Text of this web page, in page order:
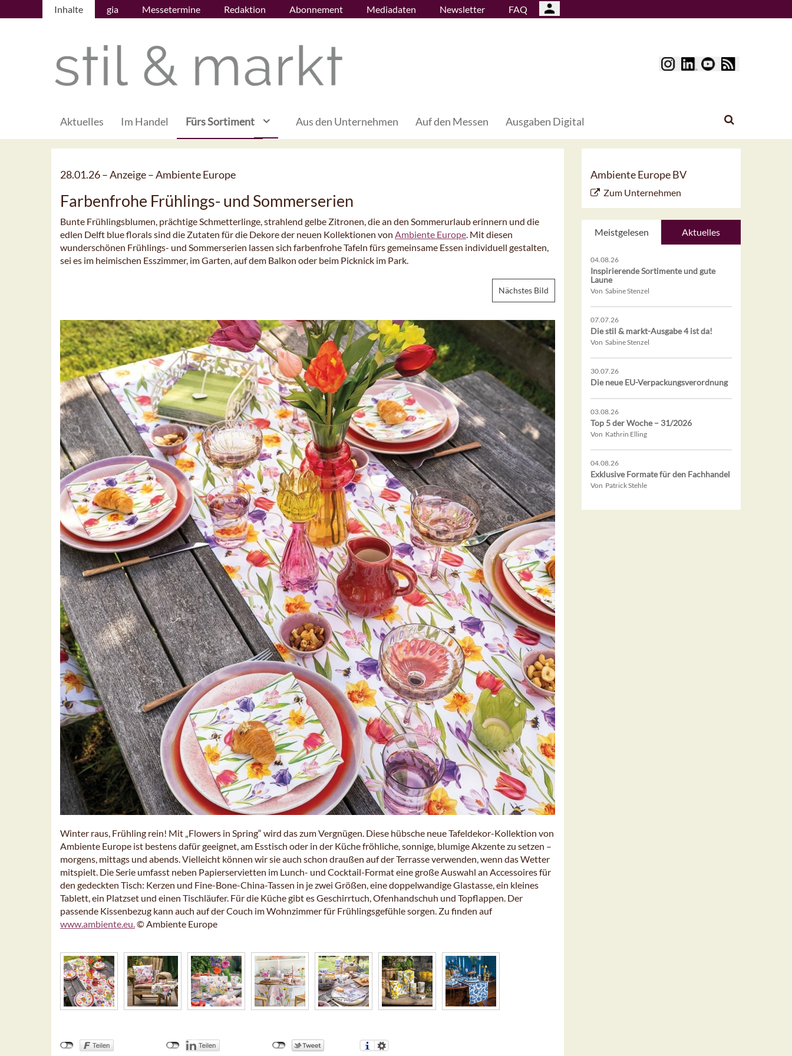
Inhalte gia Messetermine Redaktion Abonnement Mediadaten Newsletter FAQ
Aktuelles Im Handel Fürs Sortiment Aus den Unternehmen Auf den Messen Ausgaben Digital
28.01.26 –Anzeige – Ambiente Europe
Farbenfrohe Frühlings- und Sommerserien
Bunte Frühlingsblumen, prächtige Schmetterlinge, strahlend gelbe Zitronen, die an den Sommerurlaub erinnern und die
edlen Delft blue florals sind die Zutaten für die Dekore der neuen Kollektionen von Ambiente Europe. Mit diesen
wunderschönen Frühlings- und Sommerserien lassen sich farbenfrohe Tafeln fürs gemeinsame Essen individuell gestalten,
sei es im heimischen Esszimmer, im Garten, auf dem Balkon oder beim Picknick im Park.
Nächstes Bild
Winter raus, Frühling rein! Mit „Flowers in Spring“ wird das zum Vergnügen. Diese hübsche neue Tafeldekor-Kollektion von
Ambiente Europe ist bestens dafür geeignet, am Esstisch oder in der Küche fröhliche, sonnige, blumige Akzente zu setzen –
morgens, mittags und abends. Vielleicht können wir sie auch schon draußen auf der Terrasse verwenden, wenn das Wetter
mitspielt. Die Serie umfasst neben Papierservietten im Lunch- und Cocktail-Format eine große Auswahl an Accessoires für
den gedeckten Tisch: Kerzen und Fine-Bone-China-Tassen in je zwei Größen, eine doppelwandige Glastasse, ein kleines
Tablett, ein Platzset und einen Tischläufer. Für die Küche gibt es Geschirrtuch, Ofenhandschuh und Topflappen. Der
passende Kissenbezug kann auch auf der Couch im Wohnzimmer für Frühlingsgefühle sorgen. Zu finden auf
www.ambiente.eu.© Ambiente Europe
Ambiente Europe BV
Zum Unternehmen
Meistgelesen Aktuelles
04.08.26
Inspirierende Sortimente und gute
Laune
Von Sabine Stenzel
07.07.26
Die stil & markt-Ausgabe 4 ist da!
Von Sabine Stenzel
30.07.26
Die neue EU-Verpackungsverordnung
03.08.26
Top 5 der Woche – 31/2026
Von Kathrin Elling
04.08.26
Exklusive Formate für den Fachhandel
Von Patrick Stehle